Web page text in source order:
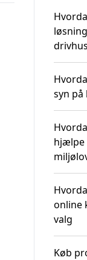
syn
hjælpe
online
valg
Køb